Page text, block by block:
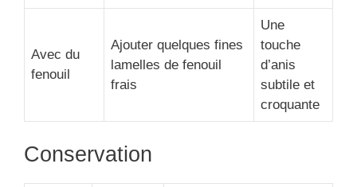
Avec du
fenouil
Ajouter quelques fines
lamelles de fenouil
frais
Une
touche
d’anis
subtile et
croquante
Conservation